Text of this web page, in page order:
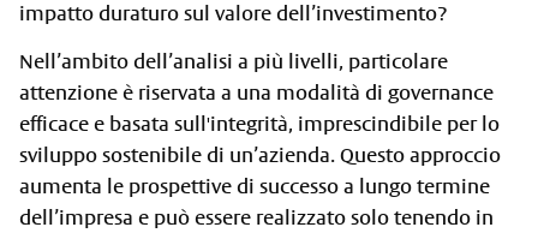
impatto duraturo sul valore dell’investimento?
Nell’ambito dell’analisi a più livelli, particolare
attenzione è riservata a una modalità di governance
efficace e basata sull'integrità, imprescindibile per lo
sviluppo sostenibile di un’azienda. Questo approccio
aumenta le prospettive di successo a lungo termine
dell’impresa e può essere realizzato solo tenendo in